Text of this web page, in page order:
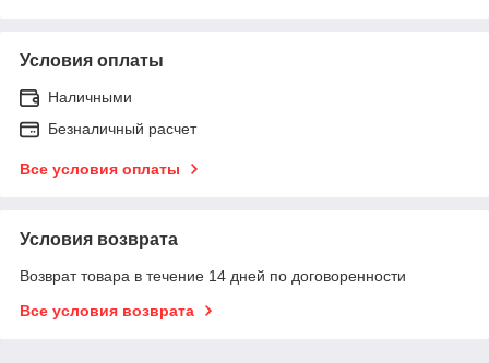
Условия оплаты
Наличными
Безналичный расчет
Все условия оплаты
Условия возврата
Возврат товара в течение 14 дней по договоренности
Все условия возврата